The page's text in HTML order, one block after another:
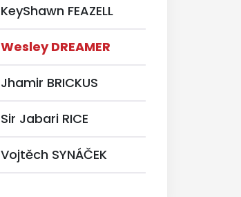
KeyShawn FEAZELL
Wesley DREAMER
Jhamir BRICKUS
Sir Jabari RICE
Vojtěch SYNÁČEK